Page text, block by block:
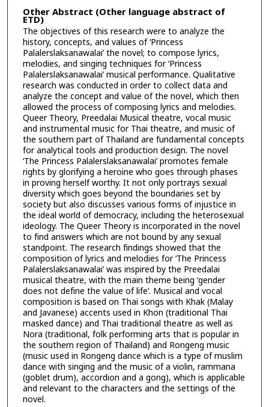
Other Abstract (Other language abstract of
ETD)
The objectives of this research were to analyze the
history, concepts, and values of ‘Princess
Palalerslaksanawalai’ the novel; to compose lyrics,
melodies, and singing techniques for ‘Princess
Palalerslaksanawalai’ musical performance. Qualitative
research was conducted in order to collect data and
analyze the concept and value of the novel, which then
allowed the process of composing lyrics and melodies.
Queer Theory, Preedalai Musical theatre, vocal music
and instrumental music for Thai theatre, and music of
the southern part of Thailand are fundamental concepts
for analytical tools and production design. The novel
‘The Princess Palalerslaksanawalai’ promotes female
rights by glorifying a heroine who goes through phases
in proving herself worthy. It not only portrays sexual
diversity which goes beyond the boundaries set by
society but also discusses various forms of injustice in
the ideal world of democracy, including the heterosexual
ideology. The Queer Theory is incorporated in the novel
to find answers which are not bound by any sexual
standpoint. The research findings showed that the
composition of lyrics and melodies for ‘The Princess
Palalerslaksanawalai’ was inspired by the Preedalai
musical theatre, with the main theme being ‘gender
does not define the value of life’. Musical and vocal
composition is based on Thai songs with Khak (Malay
and Javanese) accents used in Khon (traditional Thai
masked dance) and Thai traditional theatre as well as
Nora (traditional, folk performing arts that is popular in
the southern region of Thailand) and Rongeng music
(music used in Rongeng dance which is a type of muslim
dance with singing and the music of a violin, rammana
(goblet drum), accordion and a gong), which is applicable
and relevant to the characters and the settings of the
novel.